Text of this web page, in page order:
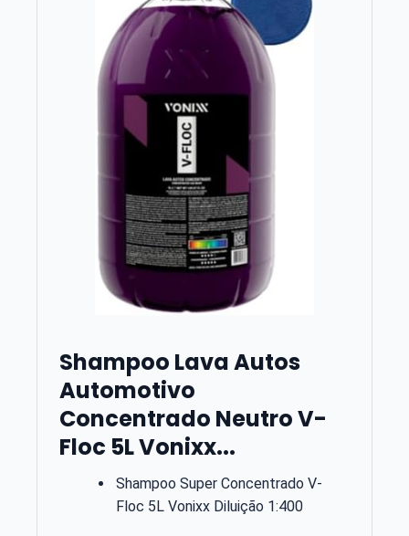
Shampoo Lava Autos
Automotivo
Concentrado Neutro V-
Floc 5L Vonixx...
Shampoo Super Concentrado V-
Floc 5L Vonixx Diluição 1:400